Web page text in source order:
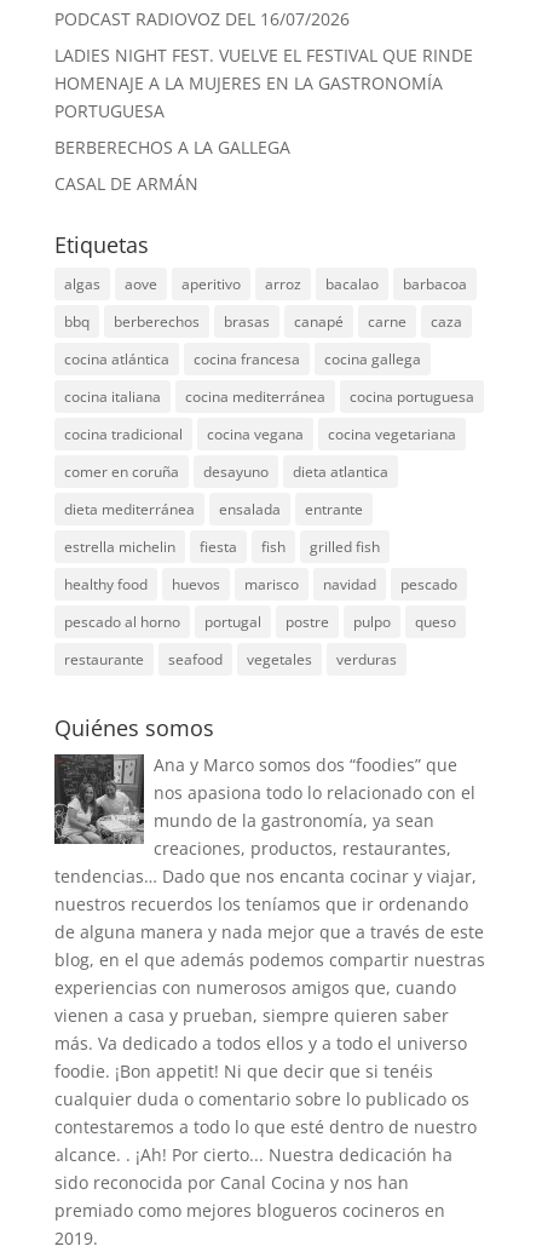
PODCAST RADIOVOZ DEL 16/07/2026
LADIES NIGHT FEST. VUELVE EL FESTIVAL QUE RINDE
HOMENAJE A LA MUJERES EN LA GASTRONOMÍA
PORTUGUESA
BERBERECHOS A LA GALLEGA
CASAL DE ARMÁN
Etiquetas
algas aove aperitivo arroz bacalao
barbacoa
bbq
berberechos brasas canapé carne
caza
cocina atlántica
cocina francesa
cocina gallega
cocina italiana
cocina mediterránea
cocina portuguesa
cocina tradicional
cocina vegana
cocina vegetariana
comer en coruña
desayuno
dieta atlantica
dieta mediterránea
ensalada
entrante
estrella michelin
fiesta fish
grilled fish
healthy food
huevos marisco navidad
pescado
pescado al horno
portugal postre pulpo
queso
restaurante
seafood vegetales verduras
Quiénes somos
Ana y Marco somos dos “foodies” que
nos apasiona todo lo relacionado con el
mundo de la gastronomía, ya sean
creaciones, productos, restaurantes,
tendencias… Dado que nos encanta cocinar y viajar,
nuestros recuerdos los teníamos que ir ordenando
de alguna manera y nada mejor que a través de este
blog, en el que además podemos compartir nuestras
experiencias con numerosos amigos que, cuando
vienen a casa y prueban, siempre quieren saber
más. Va dedicado a todos ellos y a todo el universo
foodie. ¡Bon appetit! Ni que decir que si tenéis
cualquier duda o comentario sobre lo publicado os
contestaremos a todo lo que esté dentro de nuestro
alcance. . ¡Ah! Por cierto... Nuestra dedicación ha
sido reconocida por Canal Cocina y nos han
premiado como mejores blogueros cocineros en
2019.